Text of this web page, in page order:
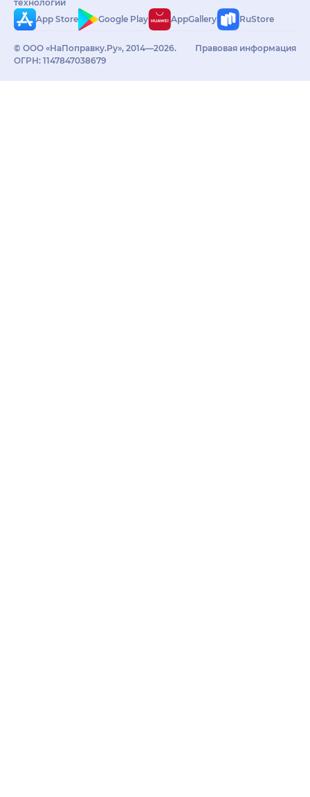
технологий
App Store
Google Play AppGallery RuStore
© ООО «НаПоправку.Ру», 2014—2026.
ОГРН: 1147847038679
Правовая информация